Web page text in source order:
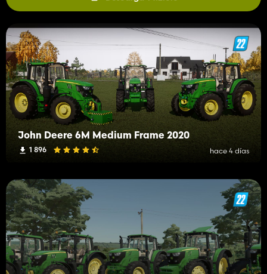
John Deere 6M Medium Frame 2020
1 896 hace 4 días